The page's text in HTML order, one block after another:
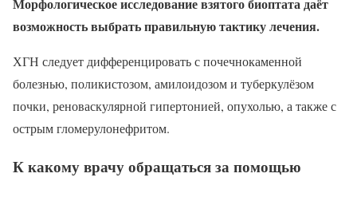
возможность выбрать правильную тактику лечения.
ХГН следует дифференцировать с почечнокаменной
болезнью, поликистозом, амилоидозом и туберкулёзом
почки, реноваскулярной гипертонией, опухолью, а также с
острым гломерулонефритом.
К какому врачу обращаться за помощью